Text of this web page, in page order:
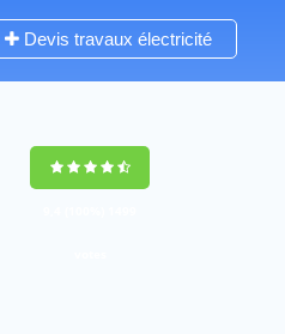
Devis travaux électricité